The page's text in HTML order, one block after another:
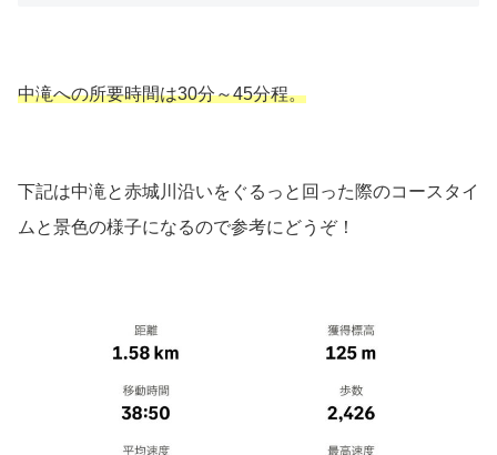
中滝への所要時間は30分～45分程。
下記は中滝と赤城川沿いをぐるっと回った際のコースタイ
ムと景色の様子になるので参考にどうぞ！